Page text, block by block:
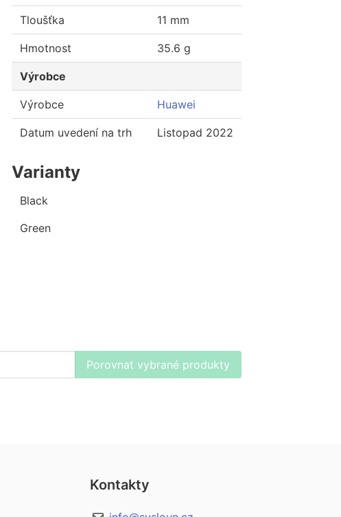
Tloušťka 11 mm
Hmotnost 35.6 g
Výrobce
Výrobce Huawei
Datum uvedení na trh Listopad 2022
Varianty
Black
Green
Porovnat vybrané produkty
Kontakty